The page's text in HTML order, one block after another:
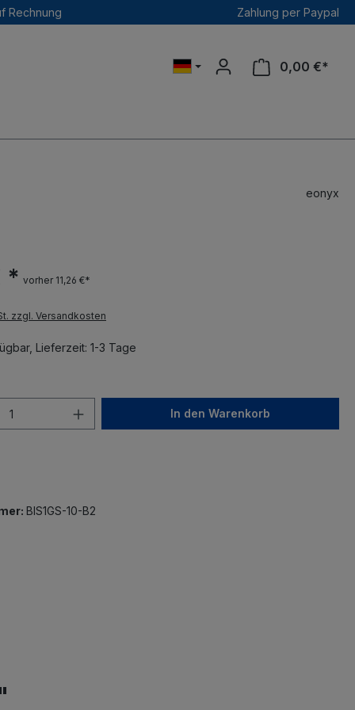
Rechnung Zahlung per Paypal
0,00 €*
eonyx
* vorher 11,26 €*
zzgl. Versandkosten
Lieferzeit: 1-3 Tage
In den Warenkorb
BIS1GS-10-B2